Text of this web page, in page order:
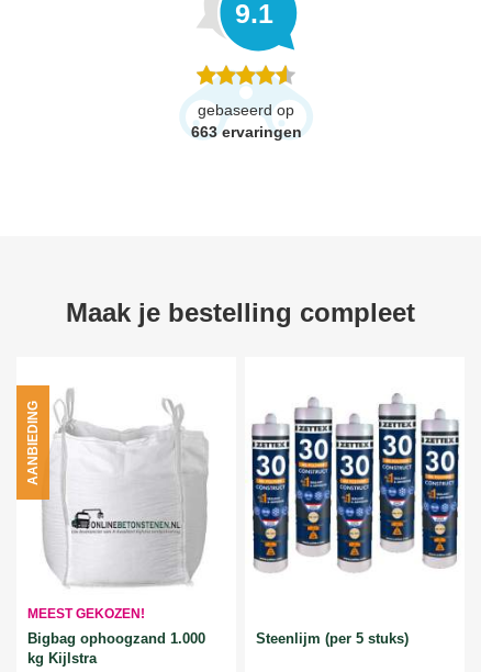
9.1
gebaseerd op
663 ervaringen
Maak je bestelling compleet
MEEST GEKOZEN!
Bigbag ophoogzand 1.000
kg Kijlstra
AANBIEDING
Steenlijm (per 5 stuks)